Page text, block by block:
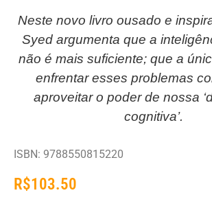
Neste novo livro ousado e
Syed argumenta que a
não é mais suficiente; que a
enfrentar esses problemas
aproveitar o poder de nossa
cognitiva’.
ISBN: 9788550815220
R$103.50